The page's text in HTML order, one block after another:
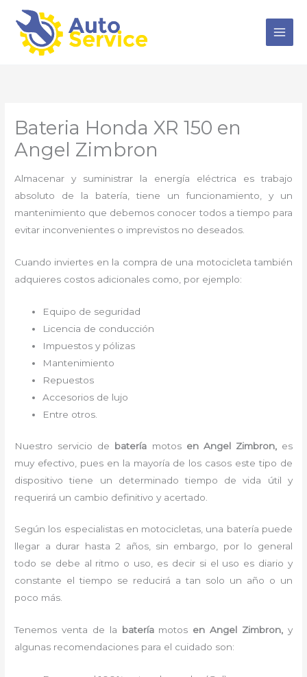
contenido
Bateria Honda XR 150 en
Angel Zimbron
Almacenar y suministrar la energía eléctrica es trabajo
absoluto de la batería, tiene un funcionamiento, y un
mantenimiento que debemos conocer todos a tiempo para
evitar inconvenientes o imprevistos no deseados.
Cuando inviertes en la compra de una motocicleta también
adquieres costos adicionales como, por ejemplo:
Equipo de seguridad
Licencia de conducción
Impuestos y pólizas
Mantenimiento
Repuestos
Accesorios de lujo
Entre otros.
Nuestro servicio de batería motos en Angel Zimbron, es
muy efectivo, pues en la mayoría de los casos este tipo de
dispositivo tiene un determinado tiempo de vida útil y
requerirá un cambio definitivo y acertado.
Según los especialistas en motocicletas, una batería puede
llegar a durar hasta 2 años, sin embargo, por lo general
todo se debe al ritmo o uso, es decir si el uso es diario y
constante el tiempo se reducirá a tan solo un año o un
poco más.
Tenemos venta de la bateríamotos en Angel Zimbron, y
algunas recomendaciones para el cuidado son: